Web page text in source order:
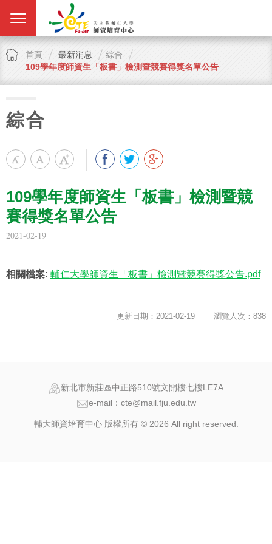
首頁 最新消息
綜合
109學年度師資生「板書」檢測暨競賽得獎名單公告
綜合
109學年度師資生「板書」檢測暨競
賽得獎名單公告
2021-02-19
相關檔案: 輔仁大學師資生「板書」檢測暨競賽得獎公告.pdf
更新日期：2021-02-19 瀏覽人次：838
新北市新莊區中正路510號文開樓七樓LE7A
e-mail：cte@mail.fju.edu.tw
輔大師資培育中心 版權所有 © 2026 All right reserved.